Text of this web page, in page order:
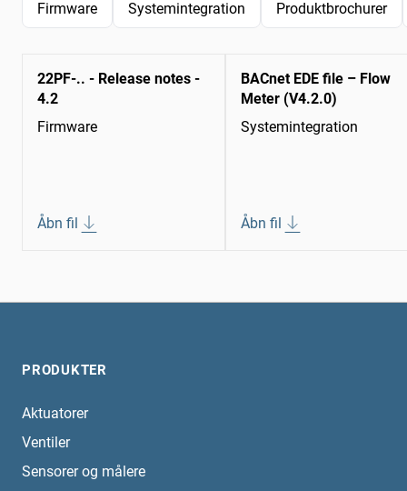
Firmware Systemintegration Produktbrochurer
22PF-.. - Release notes -
4.2
Firmware
Åbn fil
BACnet EDE file – Flow
Meter (V4.2.0)
Systemintegration
Åbn fil
PRODUKTER
Aktuatorer
Ventiler
Sensorer og målere